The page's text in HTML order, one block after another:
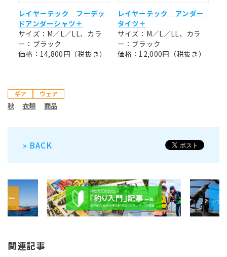
レイヤーテック フーデッ
ドアンダーシャツ＋
サイズ：M／L／LL、カラ
ー：ブラック
価格：14,800円（税抜き）
レイヤーテック アンダー
タイツ＋
サイズ：M／L／LL、カラ
ー：ブラック
価格：12,000円（税抜き）
ギア ウェア
秋 衣類 商品
» BACK
関連記事